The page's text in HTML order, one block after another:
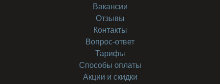
Вакансии
Отзывы
Контакты
Вопрос-ответ
Тарифы
Способы оплаты
Акции и скидки